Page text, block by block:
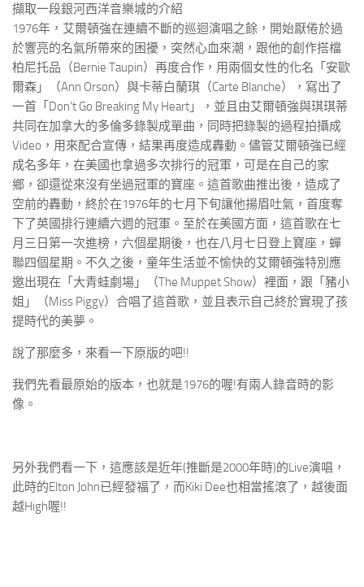
擷取一段銀河西洋音樂城的介紹
1976年，艾爾頓強在連續不斷的巡迴演唱之餘，開始厭倦於過
於響亮的名氣所帶來的困擾，突然心血來潮，跟他的創作搭檔
柏尼托品（Bernie Taupin）再度合作，用兩個女性的化名「安歐
爾森」（Ann Orson）與卡蒂白蘭琪（Carte Blanche），寫出了
一首「Don’t Go Breaking My Heart」，並且由艾爾頓強與琪琪蒂
共同在加拿大的多倫多錄製成單曲，同時把錄製的過程拍攝成
Video，用來配合宣傳，結果再度造成轟動。儘管艾爾頓強已經
成名多年，在美國也拿過多次排行的冠軍，可是在自己的家
鄉，卻還從來沒有坐過冠軍的寶座。這首歌曲推出後，造成了
空前的轟動，終於在1976年的七月下旬讓他揚眉吐氣，首度奪
下了英國排行連續六週的冠軍。至於在美國方面，這首歌在七
月三日第一次進榜，六個星期後，也在八月七日登上寶座，蟬
聯四個星期。不久之後，童年生活並不愉快的艾爾頓強特別應
邀出現在「大青蛙劇場」（The Muppet Show）裡面，跟「豬小
姐」（Miss Piggy）合唱了這首歌，並且表示自己終於實現了孩
提時代的美夢。
說了那麼多，來看一下原版的吧!!
我們先看最原始的版本，也就是1976的喔!有兩人錄音時的影
像。
另外我們看一下，這應該是近年(推斷是2000年時)的Live演唱，
此時的Elton John已經發福了，而Kiki Dee也相當搖滾了，越後面
越High喔!!